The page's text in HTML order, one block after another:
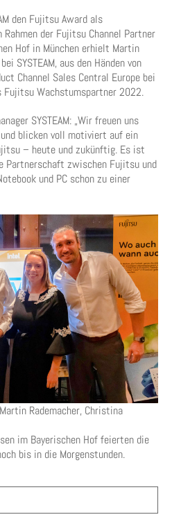
den Fujitsu Award als
der Fujitsu Channel Partner
Hof in München erhielt Martin
SYSTEAM, aus den Händen von
Channel Sales Central Europe bei
Fujitsu Wachstumspartner 2022.
SYSTEAM: „Wir freuen uns
blicken voll motiviert auf ein
– heute und zukünftig. Es ist
Partnerschaft zwischen Fujitsu und
und PC schon zu einer
Rademacher, Christina
im Bayerischen Hof feierten die
bis in die Morgenstunden.